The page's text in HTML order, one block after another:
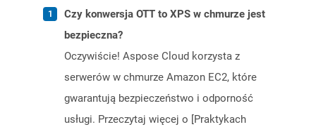
Czy konwersja OTT to XPS w chmurze jest
bezpieczna?
Oczywiście! Aspose Cloud korzysta z
serwerów w chmurze Amazon EC2, które
gwarantują bezpieczeństwo i odporność
usługi. Przeczytaj więcej o [Praktykach